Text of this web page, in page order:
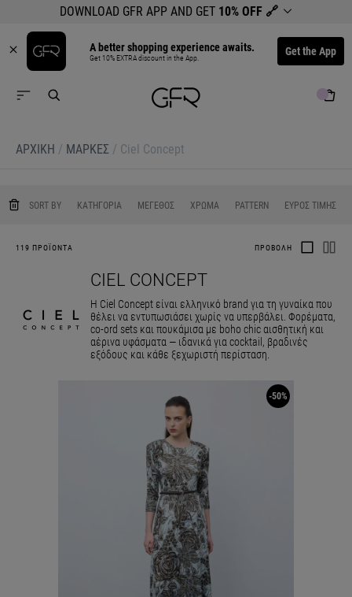
DOWNLOAD GFR APP AND GET 10% OFF 🔗
A better shopping experience awaits.
Get 10% EXTRA discount in the App. Get the App
ΑΡΧΙΚΉ / ΜΆΡΚΕΣ / Ciel Concept
SORT BY ΚΑΤΗΓΟΡΙΑ ΜΕΓΕΘΟΣ ΧΡΩΜΑ PATTERN ΕΥΡΟΣ ΤΙΜΗΣ
119 ΠΡΟΪΟΝΤΑ ΠΡΟΒΟΛΗ
CIEL CONCEPT
Η Ciel Concept είναι ελληνικό brand για τη γυναίκα που
θέλει να εντυπωσιάσει χωρίς να υπερβάλει. Φορέματα,
co-ord sets και πουκάμισα με boho chic αισθητική και
αέρινα υφάσματα — ιδανικά για cocktail, βραδινές
εξόδους και κάθε ξεχωριστή περίσταση.
-50%